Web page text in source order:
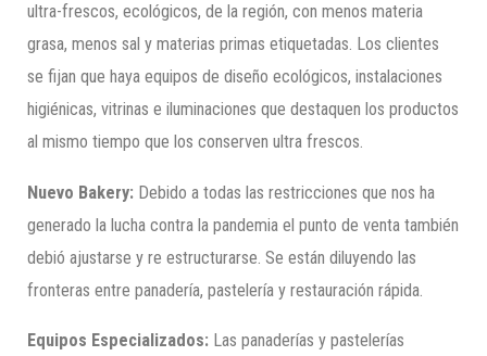
ultra-frescos, ecológicos, de la región, con menos materia
grasa, menos sal y materias primas etiquetadas. Los clientes
se fijan que haya equipos de diseño ecológicos, instalaciones
higiénicas, vitrinas e iluminaciones que destaquen los productos
al mismo tiempo que los conserven ultra frescos.
Nuevo Bakery: Debido a todas las restricciones que nos ha
generado la lucha contra la pandemia el punto de venta también
debió ajustarse y re estructurarse. Se están diluyendo las
fronteras entre panadería, pastelería y restauración rápida.
Equipos Especializados: Las panaderías y pastelerías